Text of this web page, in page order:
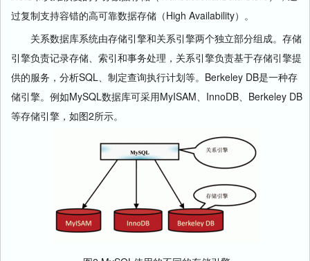
过复制支持容错的高可靠数据存储（High Availability）。
关系数据库系统由存储引擎和关系引擎两个独立部分组成。存储
引擎负责记录存储、索引和事务处理，关系引擎负责基于存储引擎提
供的服务，分析SQL、制定查询执行计划等。Berkeley DB是一种存
储引擎。例如MySQL数据库可采用MyISAM、InnoDB、Berkeley DB
等存储引擎，如图2所示。